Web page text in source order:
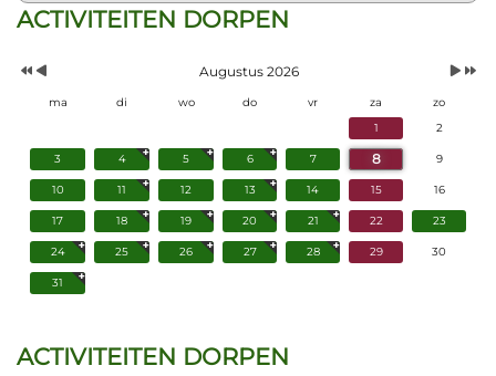
ACTIVITEITEN DORPEN
JaarMaand
Augustus 2026
ma di wo do vr za
zo
1
2
3 4 5 6 7 8 9
10 11 12 13 14 15 16
17 18 19 20 21 22 23
24 25 26 27 28 29 30
31
ACTIVITEITEN DORPEN